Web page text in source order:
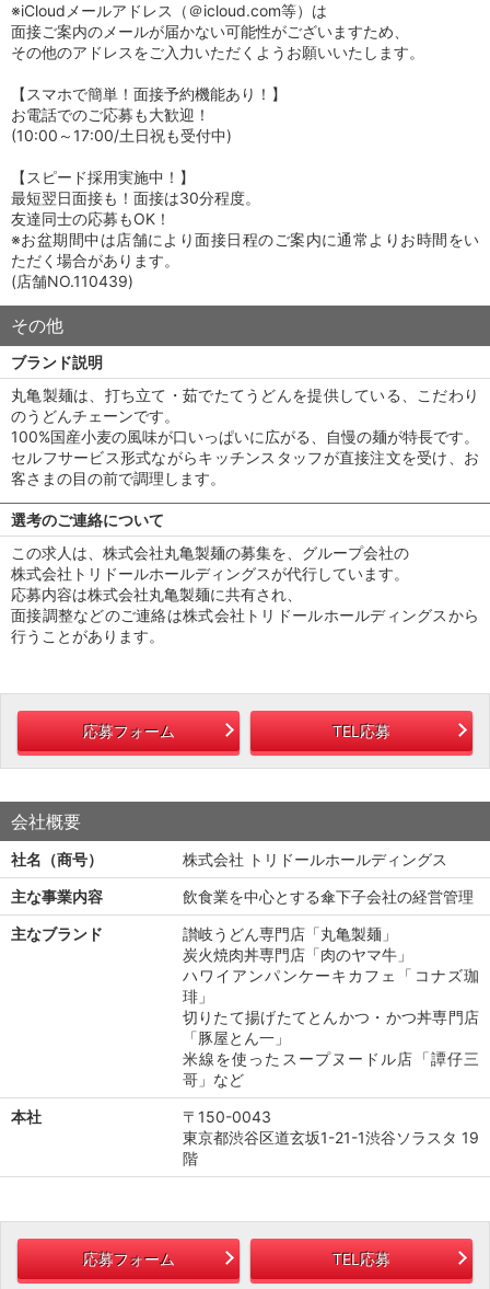
※iCloudメールアドレス（＠icloud.com等）は
面接ご案内のメールが届かない可能性がございますため、
その他のアドレスをご入力いただくようお願いいたします。
【スマホで簡単！面接予約機能あり！】
お電話でのご応募も大歓迎！
(10:00～17:00/土日祝も受付中)
【スピード採用実施中！】
最短翌日面接も！面接は30分程度。
友達同士の応募もOK！
※お盆期間中は店舗により面接日程のご案内に通常よりお時間をい
ただく場合があります。
(店舗NO.110439)
その他
ブランド説明
丸亀製麺は、打ち立て・茹でたてうどんを提供している、こだわり
のうどんチェーンです。
100%国産小麦の風味が口いっぱいに広がる、自慢の麺が特長です。
セルフサービス形式ながらキッチンスタッフが直接注文を受け、お
客さまの目の前で調理します。
選考のご連絡について
この求人は、株式会社丸亀製麺の募集を、グループ会社の
株式会社トリドールホールディングスが代行しています。
応募内容は株式会社丸亀製麺に共有され、
面接調整などのご連絡は株式会社トリドールホールディングスから
行うことがあります。
応募フォーム TEL応募
会社概要
社名（商号）
株式会社 トリドールホールディングス
主な事業内容
飲食業を中心とする傘下子会社の経営管理
主なブランド
讃岐うどん専門店「丸亀製麺」
炭火焼肉丼専門店「肉のヤマ牛」
ハワイアンパンケーキカフェ「コナズ珈
琲」
切りたて揚げたてとんかつ・かつ丼専門店
「豚屋とん一」
米線を使ったスープヌードル店「譚仔三
哥」など
本社
〒150-0043
東京都渋谷区道玄坂1-21-1渋谷ソラスタ 19
階
応募フォーム TEL応募